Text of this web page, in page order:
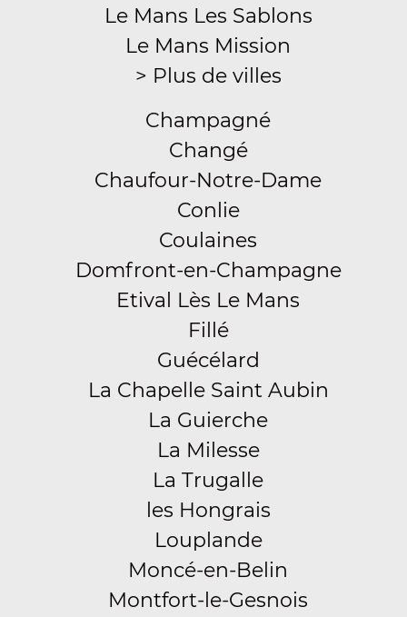
Le Mans Les Sablons
Le Mans Mission
> Plus de villes
Champagné
Changé
Chaufour-Notre-Dame
Conlie
Coulaines
Domfront-en-Champagne
Etival Lès Le Mans
Fillé
Guécélard
La Chapelle Saint Aubin
La Guierche
La Milesse
La Trugalle
les Hongrais
Louplande
Moncé-en-Belin
Montfort-le-Gesnois